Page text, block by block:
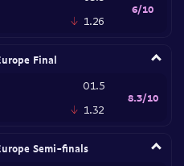
1.26
6/10
Final
O1.5
1.32
8.3/10
Semi-finals